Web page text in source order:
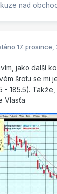
nad
17. prosince,
jako další
šrotu se mi
- 185.5).
Vlasťa